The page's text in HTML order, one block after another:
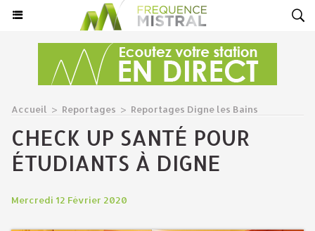
Accueil > Reportages > Reportages Digne les Bains
CHECK UP SANTÉ POUR
ÉTUDIANTS À DIGNE
Mercredi 12 Février 2020